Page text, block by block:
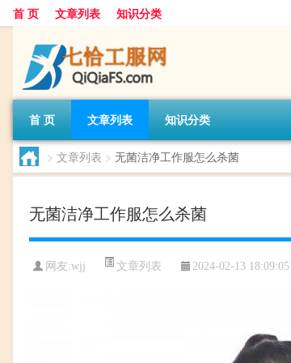
首 页 文章列表 知识分类
首 页 文章列表 知识分类
> 文章列表 > 无菌洁净工作服怎么杀菌
无菌洁净工作服怎么杀菌
网友:wjj 文章列表 2024-02-13 18:09:05